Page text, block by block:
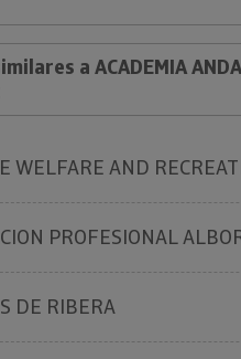
a ACADEMIA
WELFARE AND
PROFESIONAL
DE RIBERA